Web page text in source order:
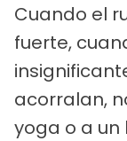
Cuando el
fuerte,
acorralan,
yoga o a un